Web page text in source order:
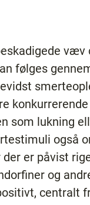
væv
følges
som lukning
også
er påvist
og
centralt